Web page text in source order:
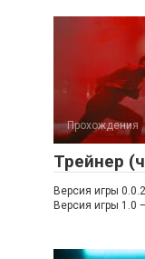
Прохождения
Трейнер
Версия игры
Версия игры 1.0